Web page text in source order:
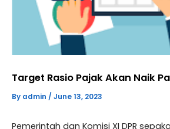
Target Rasio Pajak Akan Naik
By admin / June 13, 2023
Pemerintah dan Komisi XI DPR